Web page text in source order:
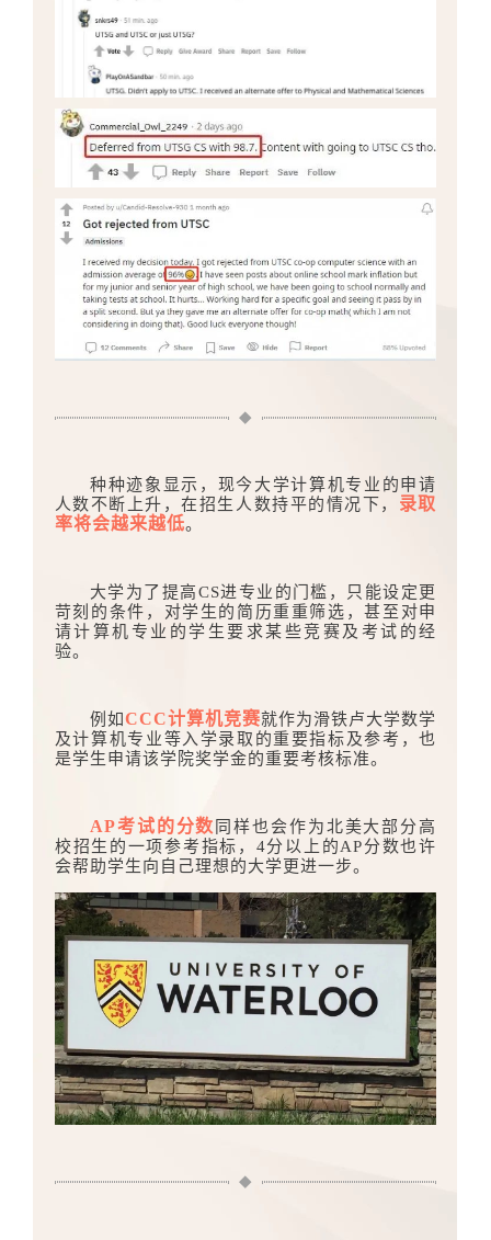
种种迹象显示，现今大学计算机专业的申请
人数不断上升，在招生人数持平的情况下， 录取
率将会越来越低。
大学为了提高CS进专业的门槛，只能设定更
苛刻的条件，对学生的简历重重筛选，甚至对申
请计算机专业的学生要求某些竞赛及考试的经
验。
例如CCC计算机竞赛就作为滑铁卢大学数学
及计算机专业等入学录取的重要指标及参考，也
是学生申请该学院奖学金的重要考核标准。
AP考试的分数 同样也会作为北美大部分高
校招生的一项参考指标，4分以上的AP分数也许
会帮助学生向自己理想的大学更进一步。